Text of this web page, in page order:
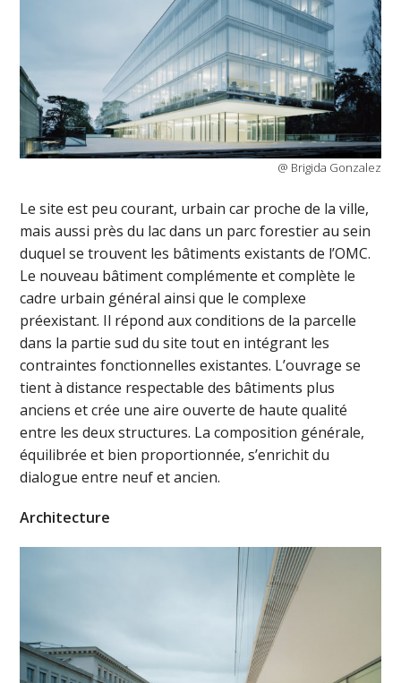
@ Brigida Gonzalez
Le site est peu courant, urbain car proche de la ville,
mais aussi près du lac dans un parc forestier au sein
duquel se trouvent les bâtiments existants de l’OMC.
Le nouveau bâtiment complémente et complète le
cadre urbain général ainsi que le complexe
préexistant. Il répond aux conditions de la parcelle
dans la partie sud du site tout en intégrant les
contraintes fonctionnelles existantes. L’ouvrage se
tient à distance respectable des bâtiments plus
anciens et crée une aire ouverte de haute qualité
entre les deux structures. La composition générale,
équilibrée et bien proportionnée, s’enrichit du
dialogue entre neuf et ancien.
Architecture